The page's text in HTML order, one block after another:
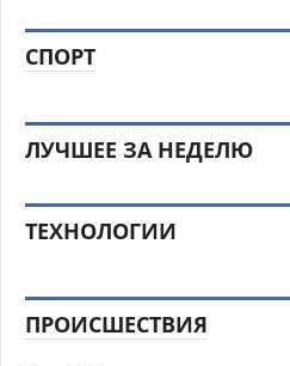
СПОРТ
ЛУЧШЕЕ ЗА НЕДЕЛЮ
ТЕХНОЛОГИИ
ПРОИСШЕСТВИЯ